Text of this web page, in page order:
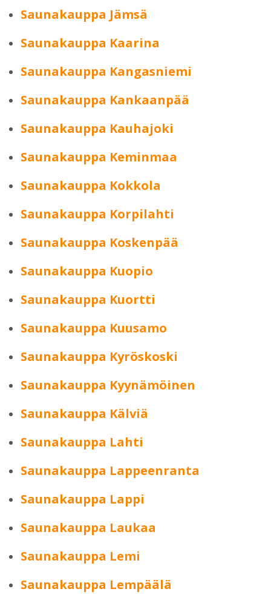
Saunakauppa Jämsä
Saunakauppa Kaarina
Saunakauppa Kangasniemi
Saunakauppa Kankaanpää
Saunakauppa Kauhajoki
Saunakauppa Keminmaa
Saunakauppa Kokkola
Saunakauppa Korpilahti
Saunakauppa Koskenpää
Saunakauppa Kuopio
Saunakauppa Kuortti
Saunakauppa Kuusamo
Saunakauppa Kyröskoski
Saunakauppa Kyynämöinen
Saunakauppa Kälviä
Saunakauppa Lahti
Saunakauppa Lappeenranta
Saunakauppa Lappi
Saunakauppa Laukaa
Saunakauppa Lemi
Saunakauppa Lempäälä